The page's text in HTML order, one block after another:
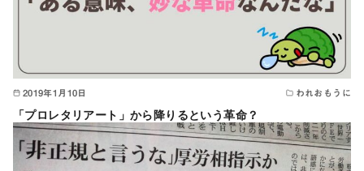
2019年1月10日 われおもうに
「プロレタリアート」から降りるという革命？